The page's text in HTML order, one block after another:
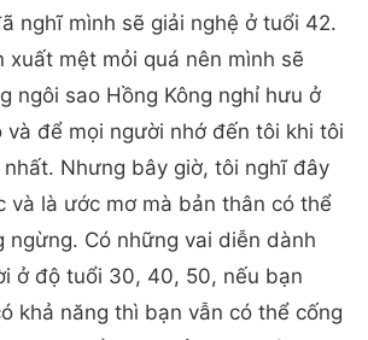
nghĩ mình sẽ giải nghệ ở tuổi 42.
xuất mệt mỏi quá nên mình sẽ
ngôi sao Hồng Kông nghỉ hưu ở
để mọi người nhớ đến tôi khi tôi
Nhưng bây giờ, tôi nghĩ đây
và là ước mơ mà bản thân có thể
ngừng. Có những vai diễn dành
ở độ tuổi 30, 40, 50, nếu bạn
khả năng thì bạn vẫn có thể cống